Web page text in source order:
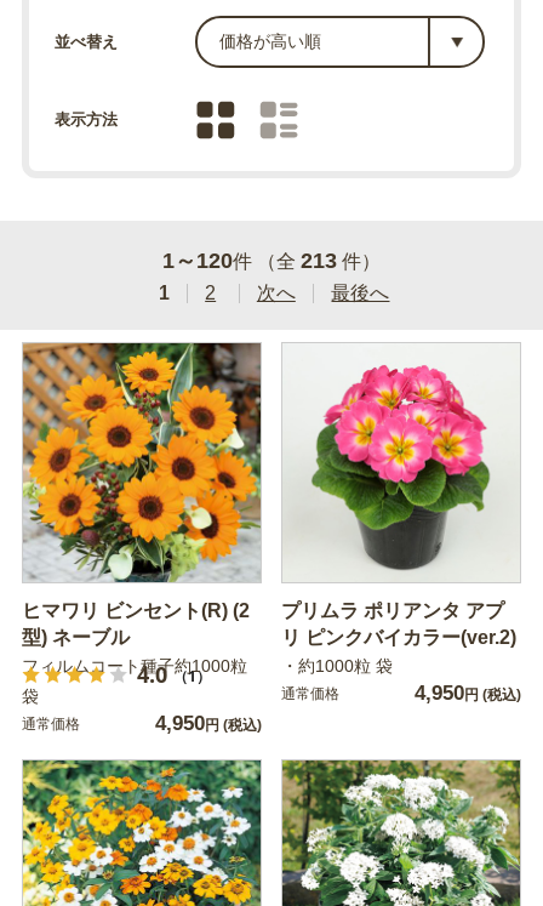
並べ替え
表示方法
1～120件 （全 213 件）
1
2 次へ 最後へ
ヒマワリ ビンセント(R) (2
型) ネーブル
4.0 （1）
フィルムコート種子約1000粒
袋
通常価格 4,950円 (税込)
プリムラ ポリアンタ アプ
リ ピンクバイカラー(ver.2)
・約1000粒 袋
通常価格 4,950円 (税込)